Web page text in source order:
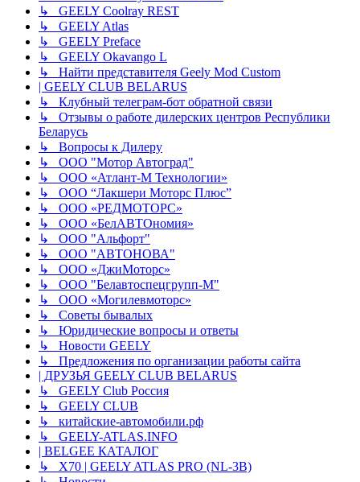
↳ GEELY Coolray REST
↳ GEELY Atlas
↳ GEELY Preface
↳ GEELY Okavango L
↳ Найти представителя Geely Mod Custom
| GEELY CLUB BELARUS
↳ Клубный телеграм-бот обратной связи
↳ Отзывы о работе дилерских центров Республики
Беларусь
↳ Вопросы к Дилеру
↳ ООО "Мотор Автоград"
↳ ООО «Атлант-М Технологии»
↳ ООО “Лакшери Моторс Плюс”
↳ ООО «РЕДМОТОРС»
↳ ООО «БелАВТОномия»
↳ ООО "Альфорт"
↳ ООО "АВТОНОВА"
↳ ООО «ДжиМоторс»
↳ ООО "Белавтоспецгрупп-М"
↳ ООО «Могилевмоторс»
↳ Советы бывалых
↳ Юридические вопросы и ответы
↳ Новости GEELY
↳ Предложения по организации работы сайта
| ДРУЗЬЯ GEELY CLUB BELARUS
↳ GEELY Club Россия
↳ GEELY CLUB
↳ китайские-автомобили.рф
↳ GEELY-ATLAS.INFO
| BELGEE КАТАЛОГ
↳ X70 | GEELY ATLAS PRO (NL-3B)